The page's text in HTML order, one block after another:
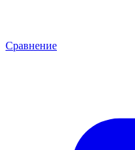
Сравнение